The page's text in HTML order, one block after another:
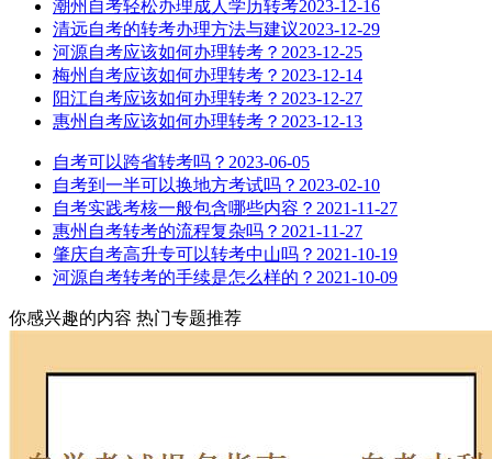
潮州自考轻松办理成人学历转考2023-12-16
清远自考的转考办理方法与建议2023-12-29
河源自考应该如何办理转考？ 2023-12-25
梅州自考应该如何办理转考？ 2023-12-14
阳江自考应该如何办理转考？ 2023-12-27
惠州自考应该如何办理转考？ 2023-12-13
自考可以跨省转考吗？ 2023-06-05
自考到一半可以换地方考试吗？ 2023-02-10
自考实践考核一般包含哪些内容？ 2021-11-27
惠州自考转考的流程复杂吗？ 2021-11-27
肇庆自考高升专可以转考中山吗？ 2021-10-19
河源自考转考的手续是怎么样的？ 2021-10-09
你感兴趣的内容 热门专题推荐